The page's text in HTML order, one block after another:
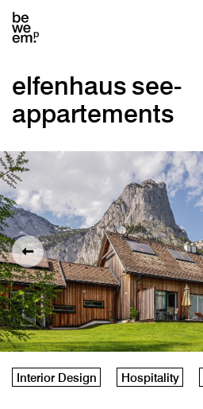
elfenhaus see-
appartements
Interior Design Hospitality